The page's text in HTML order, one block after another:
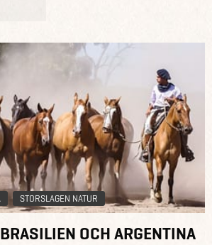
STORSLAGEN NATUR
OCH ARGENTINA